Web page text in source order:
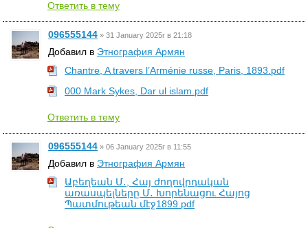
Ответить в тему
096555144 » 31 January 2025г в 21:18
Добавил в Этнография Армян
Chantre, A travers l’Arménie russe, Paris, 1893.pdf
000 Mark Sykes, Dar ul islam.pdf
Ответить в тему
096555144 » 06 January 2025г в 11:55
Добавил в Этнография Армян
Աբեղեան Մ․, Հայ ժողովրդական
առասպելները Մ․ Խորենացու Հայոց
Պատմութեան մէջ1899.pdf